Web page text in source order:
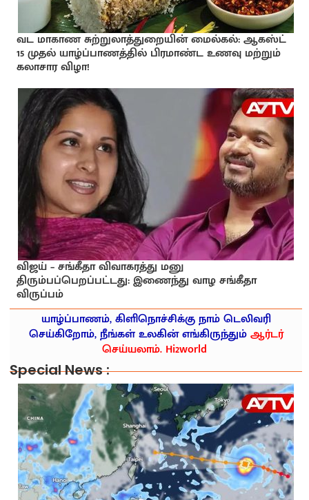
வட மாகாண சுற்றுலாத்துறையின் மைல்கல்: ஆகஸ்ட்
15 முதல் யாழ்ப்பாணத்தில் பிரமாண்ட உணவு மற்றும்
கலாசார விழா!
விஜய் – சங்கீதா விவாகரத்து மனு
திரும்பப்பெறப்பட்டது: இணைந்து வாழ சங்கீதா
விருப்பம்
யாழ்ப்பாணம், கிளிநொச்சிக்கு நாம் டெலிவரி
செய்கிறோம், நீங்கள் உலகின் எங்கிருந்தும்ஆர்டர்
செய்யலாம். Hi2world
Special News :